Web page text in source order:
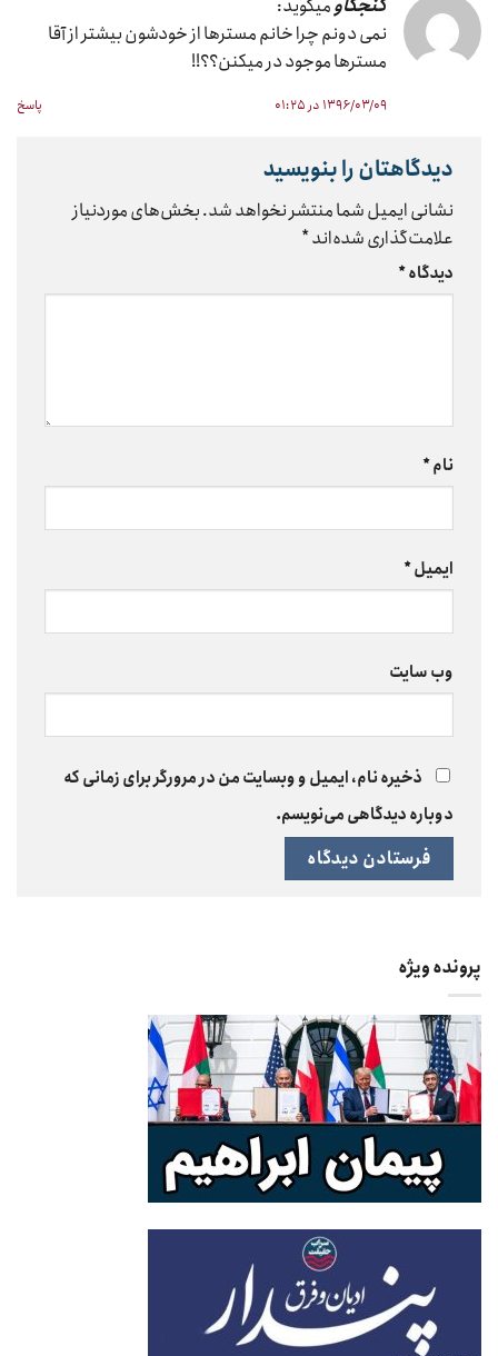
کنجکاومیگوید:
نمی دونم چرا خانم مسترها از خودشون بیشتر از آقا
مسترها موجود در میکنن؟؟!!
۱۳۹۶/۰۳/۰۹ در ۰۱:۲۵ پاسخ
دیدگاهتان را بنویسید
نشانی ایمیل شما منتشر نخواهد شد.بخش‌های موردنیاز
علامت‌گذاری شده‌اند*
دیدگاه*
نام*
ایمیل*
وب‌ سایت
ذخیره نام، ایمیل و وبسایت من در مرورگر برای زمانی که
دوباره دیدگاهی می‌نویسم.
پرونده ویژه